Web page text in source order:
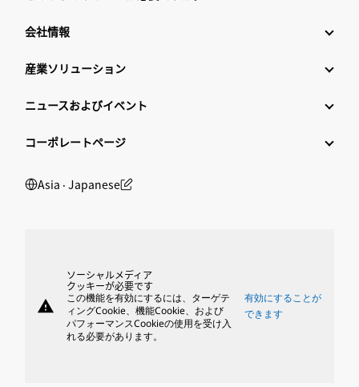
会社情報
産業ソリューション
ニュースおよびイベント
コーポレートページ
Asia ‧ Japanese
warning
ソーシャルメディア
クッキーが必要です
この機能を有効にするには、ターゲテ
ィングCookie、機能Cookie、および
パフォーマンスCookieの使用を受け入
れる必要があります。
有効にすることが
できます